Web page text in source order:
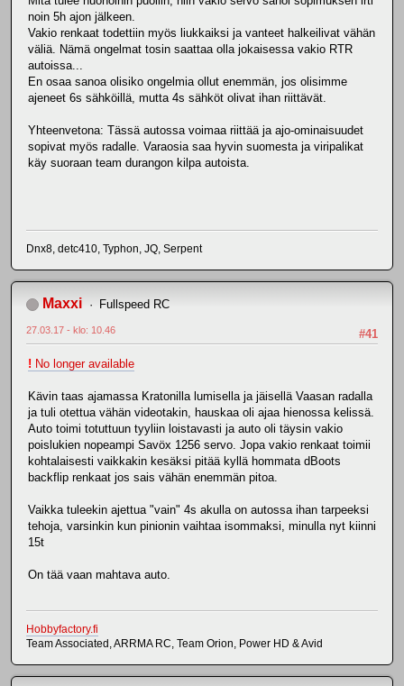
noin 5h ajon jälkeen.
Vakio renkaat todettiin myös liukkaiksi ja vanteet halkeilivat vähän
väliä. Nämä ongelmat tosin saattaa olla jokaisessa vakio RTR
autoissa...
En osaa sanoa olisiko ongelmia ollut enemmän, jos olisimme
ajeneet 6s sähköillä, mutta 4s sähköt olivat ihan riittävät.
Yhteenvetona: Tässä autossa voimaa riittää ja ajo-ominaisuudet
sopivat myös radalle. Varaosia saa hyvin suomesta ja viripalikat
käy suoraan team durangon kilpa autoista.
Dnx8, detc410, Typhon, JQ, Serpent
Maxxi Fullspeed RC
#41
27.03.17 - klo: 10.46
! No longer available
Kävin taas ajamassa Kratonilla lumisella ja jäisellä Vaasan radalla
ja tuli otettua vähän videotakin, hauskaa oli ajaa hienossa kelissä.
Auto toimi totuttuun tyyliin loistavasti ja auto oli täysin vakio
poislukien nopeampi Savöx 1256 servo. Jopa vakio renkaat toimii
kohtalaisesti vaikkakin kesäksi pitää kyllä hommata dBoots
backflip renkaat jos sais vähän enemmän pitoa.
Vaikka tuleekin ajettua "vain" 4s akulla on autossa ihan tarpeeksi
tehoja, varsinkin kun pinionin vaihtaa isommaksi, minulla nyt kiinni
15t
On tää vaan mahtava auto.
Hobbyfactory.fi
Team Associated, ARRMA RC, Team Orion, Power HD & Avid